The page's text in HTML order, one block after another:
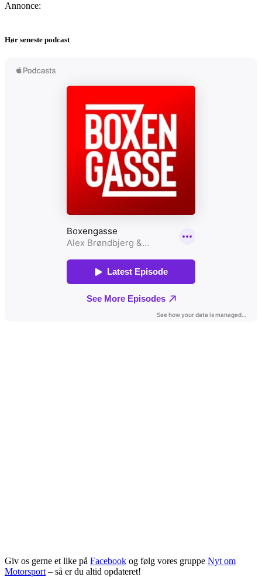
Annonce:
Hør seneste podcast
Giv os gerne et like på Facebook og følg vores gruppe Nyt om
Motorsport – så er du altid opdateret!